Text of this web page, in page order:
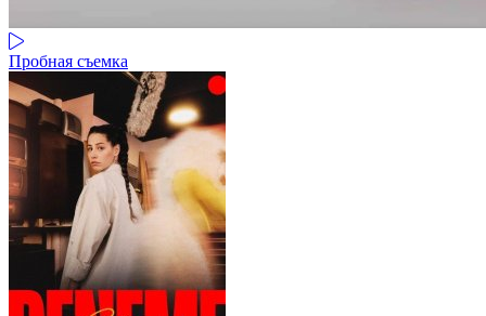
Пробная съемка